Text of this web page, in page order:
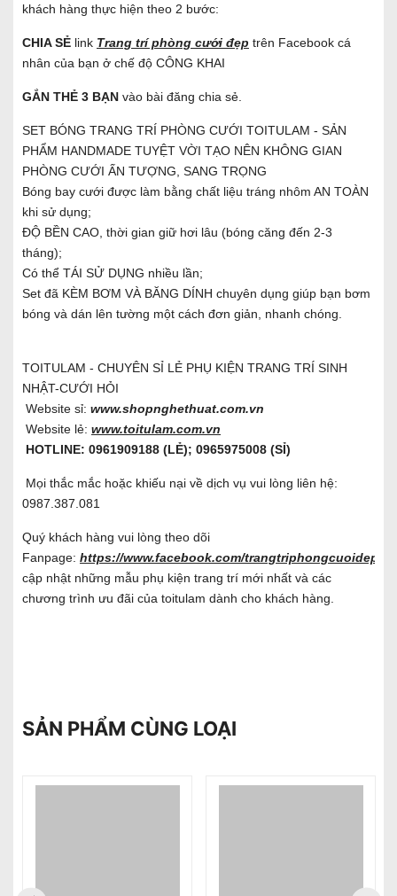
khách hàng thực hiện theo 2 bước:
CHIA SẺ link Trang trí phòng cưới đẹp trên Facebook cá
nhân của bạn ở chế độ CÔNG KHAI
GẮN THẺ 3 BẠN vào bài đăng chia sẻ.
SET BÓNG TRANG TRÍ PHÒNG CƯỚI TOITULAM - SẢN
PHẨM HANDMADE TUYỆT VỜI TẠO NÊN KHÔNG GIAN
PHÒNG CƯỚI ẤN TƯỢNG, SANG TRỌNG
Bóng bay cưới được làm bằng chất liệu tráng nhôm AN TOÀN
khi sử dụng;
ĐỘ BỀN CAO, thời gian giữ hơi lâu (bóng căng đến 2-3
tháng);
Có thể TÁI SỬ DỤNG nhiều lần;
Set đã KÈM BƠM VÀ BĂNG DÍNH chuyên dụng giúp bạn bơm
bóng và dán lên tường một cách đơn giản, nhanh chóng.
TOITULAM - CHUYÊN SỈ LẺ PHỤ KIỆN TRANG TRÍ SINH
NHẬT-CƯỚI HỎI
Website sỉ: www.shopnghethuat.com.vn
Website lẻ: www.toitulam.com.vn
HOTLINE: 0961909188 (LẺ); 0965975008 (SỈ)
Mọi thắc mắc hoặc khiếu nại về dịch vụ vui lòng liên hệ:
0987.387.081
Quý khách hàng vui lòng theo dõi
Fanpage: https://www.facebook.com/trangtriphongcuoidep/
cập nhật những mẫu phụ kiện trang trí mới nhất và các
chương trình ưu đãi của toitulam dành cho khách hàng.
SẢN PHẨM CÙNG LOẠI